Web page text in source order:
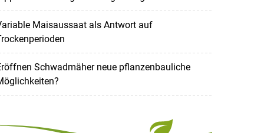
Maisaussaat als Antwort auf
Schwadmäher neue pflanzenbauliche